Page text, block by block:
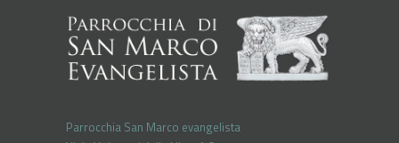
Parrocchia San Marco evangelista